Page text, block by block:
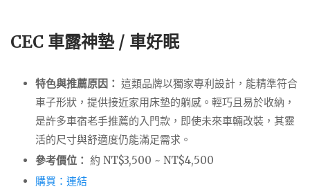
CEC 車露神墊 / 車好眠
特色與推薦原因： 這類品牌以獨家專利設計，能精準符合
車子形狀，提供接近家用床墊的躺感。輕巧且易於收納，
是許多車宿老手推薦的入門款，即使未來車輛改裝，其靈
活的尺寸與舒適度仍能滿足需求。
參考價位： 約 NT$3,500 ~ NT$4,500
購買：連結